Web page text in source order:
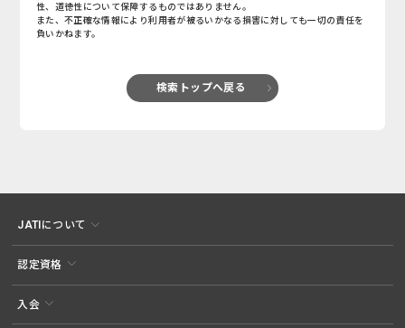
性、道徳性について保障するものではありません。
また、不正確な情報により利用者が被るいかなる損害に対しても一切の責任を
負いかねます。
検索トップへ戻る
JATIについて
認定資格
入会